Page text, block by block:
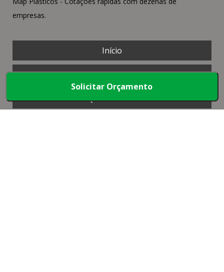
Solicitar Orçamento
empresas.
Início
Produtos
Quem somos